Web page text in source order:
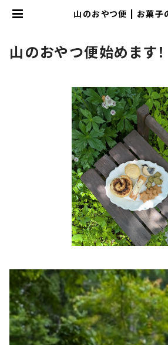
山のおやつ便 | お菓子
山のおやつ便始めます！